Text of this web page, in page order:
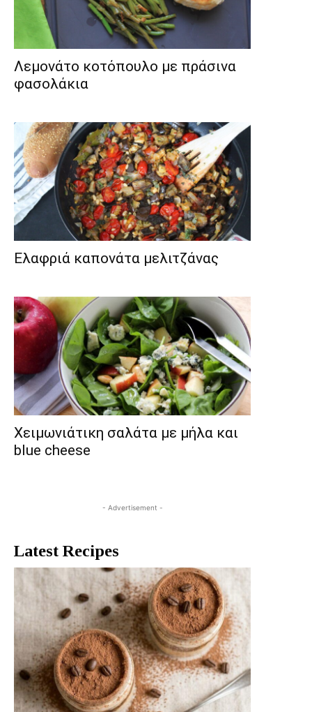
Λεμονάτο κοτόπουλο με πράσινα
φασολάκια
Ελαφριά καπονάτα μελιτζάνας
Χειμωνιάτικη σαλάτα με μήλα και
blue cheese
- Advertisement -
Latest Recipes